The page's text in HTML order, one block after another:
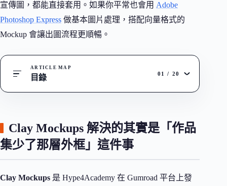
宣傳圖，都能直接套用。如果你平常也會用 Adobe
Photoshop Express 做基本圖片處理，搭配向量格式的
Mockup 會讓出圖流程更順暢。
ARTICLE MAP
目錄 01 / 20
Clay Mockups 解決的其實是「作品
集少了那層外框」這件事
Clay Mockups 是 Hype4Academy 在 Gumroad 平台上發